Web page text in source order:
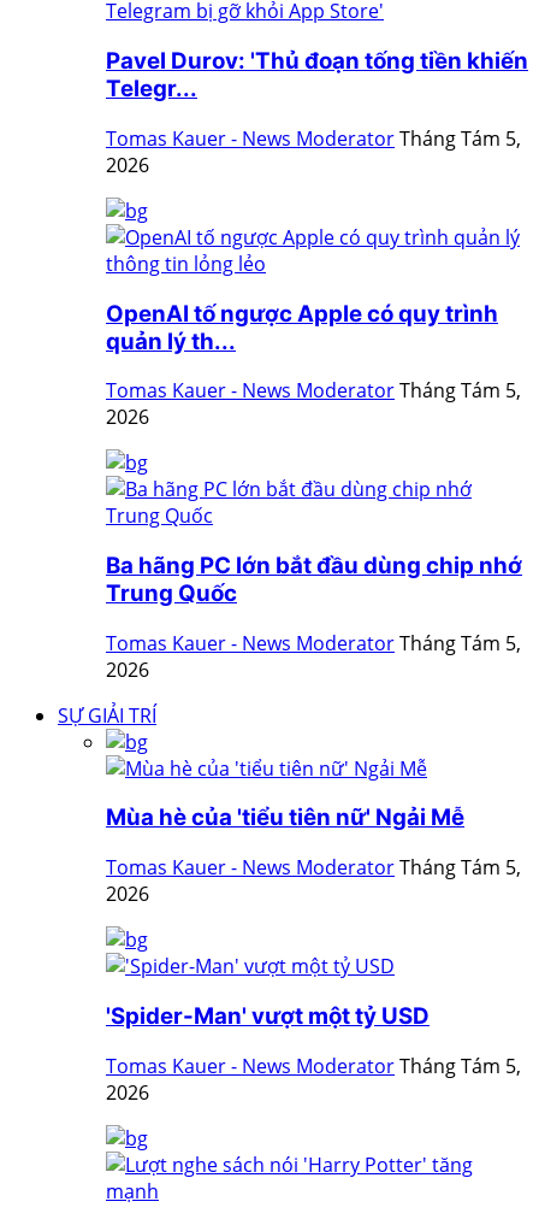
Pavel Durov: 'Thủ đoạn tống tiền khiến
Telegr...
Tomas Kauer - News ModeratorTháng Tám 5,
2026
OpenAI tố ngược Apple có quy trình
quản lý th...
Tomas Kauer - News ModeratorTháng Tám 5,
2026
Ba hãng PC lớn bắt đầu dùng chip nhớ
Trung Quốc
Tomas Kauer - News ModeratorTháng Tám 5,
2026
SỰ GIẢI TRÍ
Mùa hè của 'tiểu tiên nữ' Ngải Mễ
Tomas Kauer - News ModeratorTháng Tám 5,
2026
'Spider-Man' vượt một tỷ USD
Tomas Kauer - News ModeratorTháng Tám 5,
2026